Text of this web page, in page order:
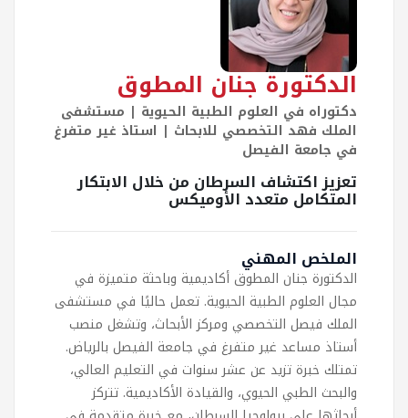
الدكتورة جنان المطوق
دكتوراه في العلوم الطبية الحيوية | مستشفى
الملك فهد التخصصي للابحاث | استاذ غير متفرغ
في جامعة الفيصل
تعزيز اكتشاف السرطان من خلال الابتكار
المتكامل متعدد الأوميكس
الملخص المهني
الدكتورة جنان المطوق أكاديمية وباحثة متميزة في
مجال العلوم الطبية الحيوية. تعمل حاليًا في مستشفى
الملك فيصل التخصصي ومركز الأبحاث، وتشغل منصب
أستاذ مساعد غير متفرغ في جامعة الفيصل بالرياض.
تمتلك خبرة تزيد عن عشر سنوات في التعليم العالي،
والبحث الطبي الحيوي، والقيادة الأكاديمية. تتركز